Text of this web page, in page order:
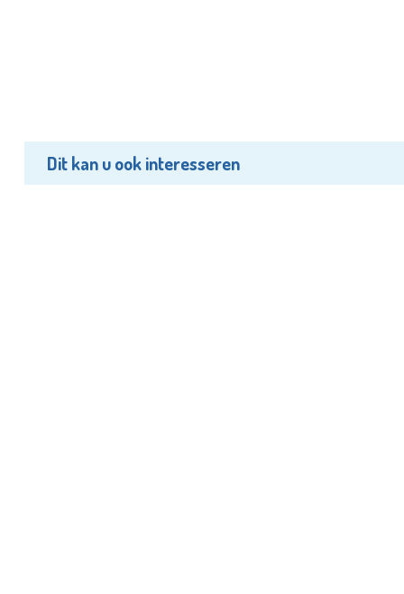
Dit kan u ook interesseren